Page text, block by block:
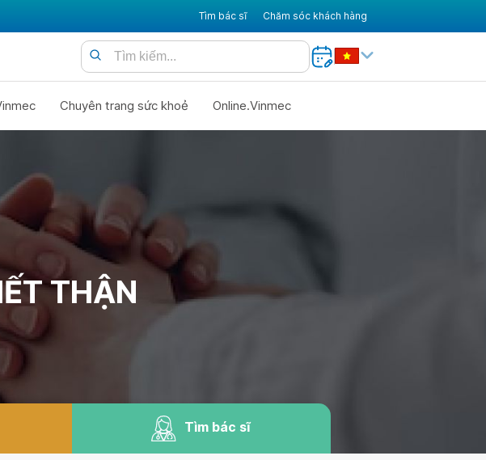
Tìm bác sĩ Chăm sóc khách hàng
Chuyên trang sức khoẻ Online.Vinmec
THẬN
Tìm bác sĩ